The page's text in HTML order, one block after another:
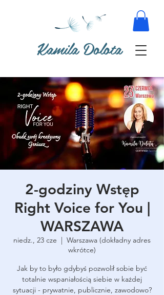
Kamila Dolota
2-godziny Wstęp
Right Voice for You |
WARSZAWA
niedz., 23 cze
  |
Warszawa (dokładny adres
wkrótce)
Jak by to było gdybyś pozwolił sobie być
totalnie wspaniałością siebie w każdej
sytuacji - prywatnie, publicznie, zawodowo?